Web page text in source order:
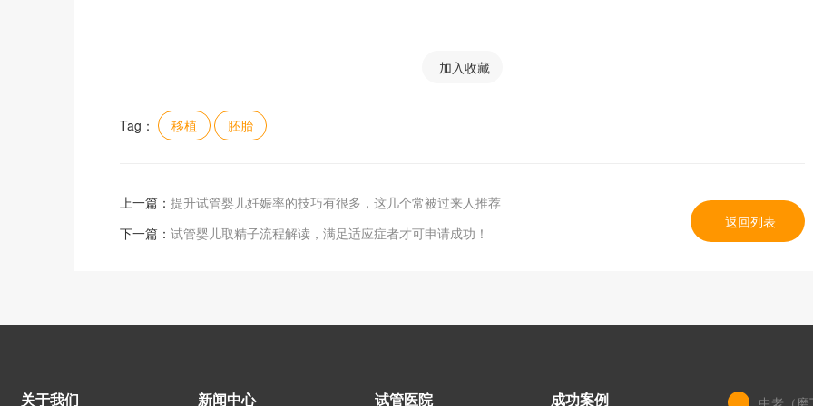
加入收藏
Tag： 移植 胚胎
上一篇： 提升试管婴儿妊娠率的技巧有很多，这几个常被过来人推荐
下一篇： 试管婴儿取精子流程解读，满足适应症者才可申请成功！
返回列表
关于我们 新闻中心 试管医院 成功案例 中老（